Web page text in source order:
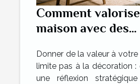
Comment
maison avec des
et extérieurs ?
Donner de la valeur à
limite pas à la décoration :
une réflexion